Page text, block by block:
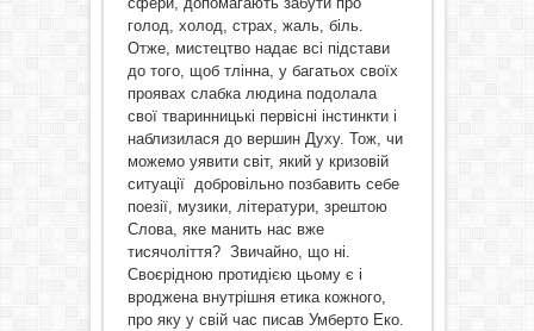
голод, холод, страх, жаль, біль.
Отже, мистецтво надає всі підстави
до того, щоб тлінна, у багатьох своїх
проявах слабка людина подолала
свої тваринницькі первісні інстинкти і
наблизилася до вершин Духу. Тож, чи
можемо уявити світ, який у кризовій
ситуації добровільно позбавить себе
поезії, музики, літератури, зрештою
Слова, яке манить нас вже
тисячоліття? Звичайно, що ні.
Своєрідною протидією цьому є і
вроджена внутрішня етика кожного,
про яку у свій час писав Умберто Еко.